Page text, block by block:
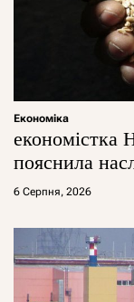
Економіка
економістка
пояснила
6 Серпня, 2026